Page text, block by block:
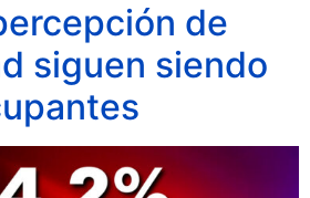
de
siguen siendo